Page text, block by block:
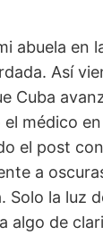
abuela en
Así
Cuba
médico
el post
a
Solo la luz
algo de